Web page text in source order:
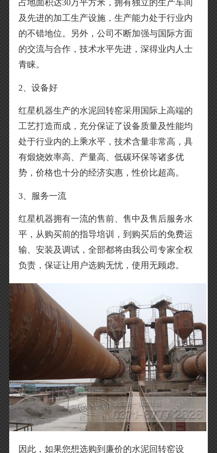
占地面积达30万平方米，拥有独立的生产车间
及先进的加工生产设施，生产能力处于行业内
的不错地位。另外，公司不断加强与国际方面
的交流与合作，技术水平先进，深得业内人士
青睐。
2、设备好
红星机器生产的水泥回转窑采用国际上高端的
工艺打造而成，充分保证了设备质量及性能均
处于行业内的上乘水平，技术含量非常高，具
有煅烧效率高、产量高、低碳环保等诸多优
势，价格也十分的经济实惠，性价比超高。
3、服务一流
红星机器拥有一流的售前、售中及售后服务水
平，从购买前的指导培训，到购买后的免费运
输、安装及调试，全部都将由我公司专家全权
负责，保证让用户选购无忧，使用无顾虑。
因此，如果您想选购到廉价的水泥回转窑设